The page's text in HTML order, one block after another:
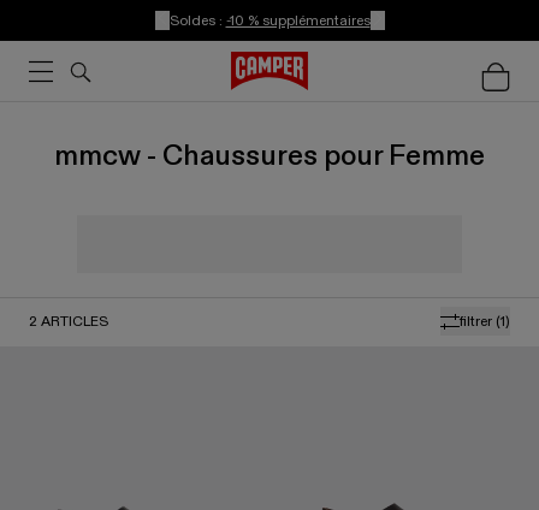
Soldes : -10 % supplémentaires
mmcw - Chaussures pour Femme
filtrer (1)
2 ARTICLES